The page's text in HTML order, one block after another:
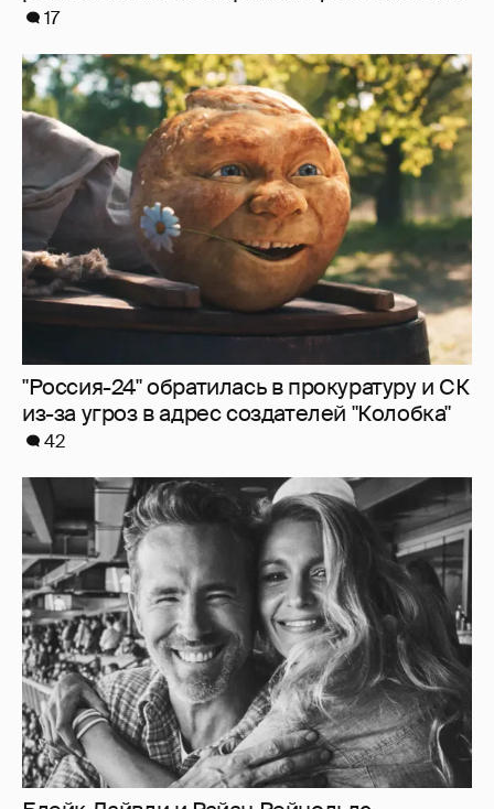
"Россия-24" обратилась в прокуратуру и СК
из-за угроз в адрес создателей "Колобка"
Блейк Лайвли и Райан Рейнольдс
посетили футбольный матч
6